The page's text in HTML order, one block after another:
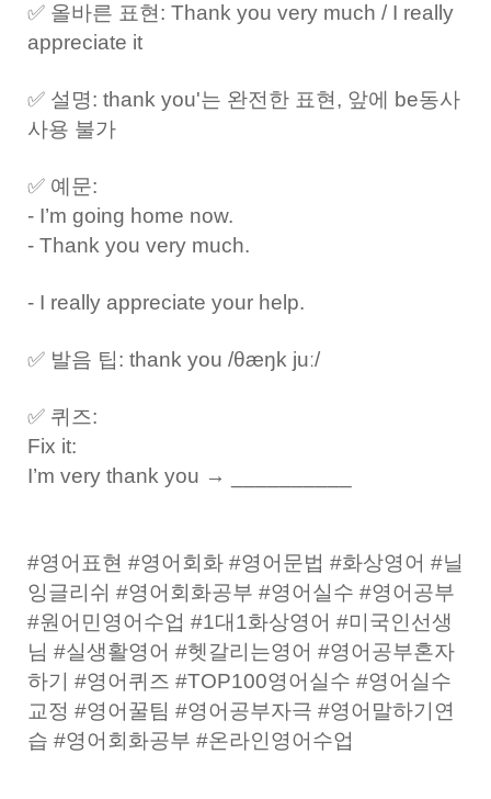
✅ 올바른 표현: Thank you very much / I really
appreciate it
✅ 설명: thank you'는 완전한 표현, 앞에 be동사
사용 불가
✅ 예문:
- I’m going home now.
- Thank you very much.
- I really appreciate your help.
✅ 발음 팁: thank you /θæŋk juː/
✅ 퀴즈:
Fix it:
I’m very thank you → __________
#영어표현 #영어회화 #영어문법 #화상영어 #닐
잉글리쉬 #영어회화공부 #영어실수 #영어공부
#원어민영어수업 #1대1화상영어 #미국인선생
님 #실생활영어 #헷갈리는영어 #영어공부혼자
하기 #영어퀴즈 #TOP100영어실수 #영어실수
교정 #영어꿀팀 #영어공부자극 #영어말하기연
습 #영어회화공부 #온라인영어수업